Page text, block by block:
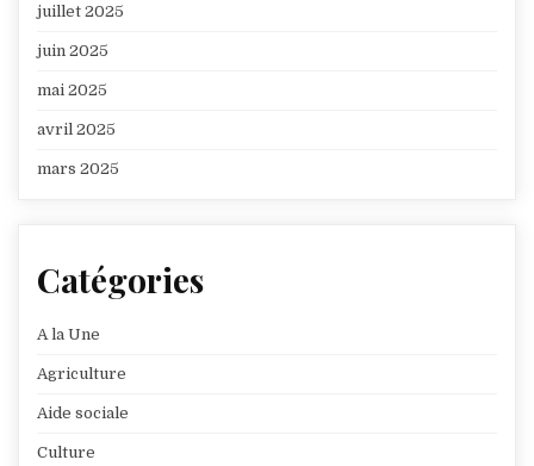
juillet 2025
juin 2025
mai 2025
avril 2025
mars 2025
Catégories
A la Une
Agriculture
Aide sociale
Culture